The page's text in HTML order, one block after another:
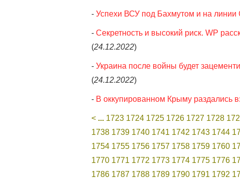
- Успехи ВСУ под Бахмутом и на
- Секретность и высокий риск. WP
(24.12.2022)
- Украина после войны будет
(24.12.2022)
- В оккупированном Крыму раздались
< ... 1723 1724 1725 1726 1727 1728
1738 1739 1740 1741 1742 1743 1744
1754 1755 1756 1757 1758 1759 1760
1770 1771 1772 1773 1774 1775 1776
1786 1787 1788 1789 1790 1791 1792